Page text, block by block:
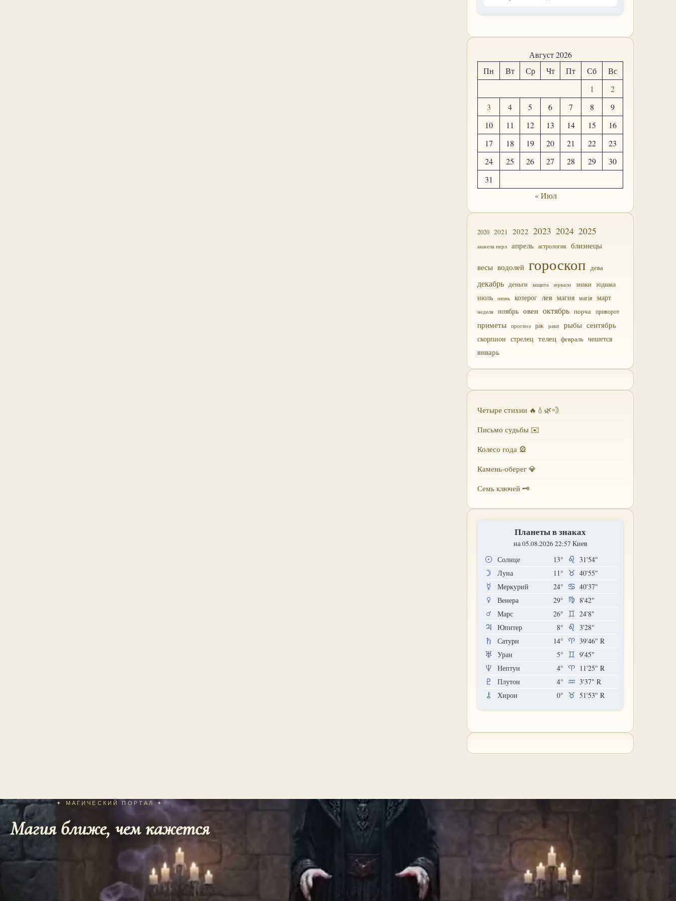
Август 2026
Пн
Вт Ср Чт Пт Сб
Вс
1
2
3
4 5 6 7 8
9
10
11 12 13 14 15
16
17
18 19 20 21 22
23
24
25 26 27 28 29
30
31
« Июл
2020 2021 2022 2023 2024 2025
анжела перл апрель астрология близнецы
весы водолей гороскоп дева
декабрь деньги защита зеркало знаки зодиака
июль июнь козерог лев магия магія март
неделя ноябрь овен октябрь порча приворот
приметы прогноз рак раки рыбы сентябрь
скорпион стрелец телец февраль чешется
январь
Четыре стихии 🔥💧🌿💨
Письмо судьбы ✉️
Колесо года 🎡
Камень-оберег 💎
Семь ключей 🗝
Планеты в знаках
на 05.08.2026 22:57 Киев
Солнце 13°
31'54"
Луна
11°
40'55"
Меркурий
24°
40'37"
Венера
29°
8'42"
Марс
26°
24'8"
Юпитер
8°
3'28"
Сатурн
14° 39'46" R
Уран
5°
9'45"
Нептун
4° 11'25" R
Плутон
4° 3'37" R
Хирон
0° 51'53" R
✦ МАГИЧЕСКИЙ ПОРТАЛ ✦
Магия ближе, чем кажется